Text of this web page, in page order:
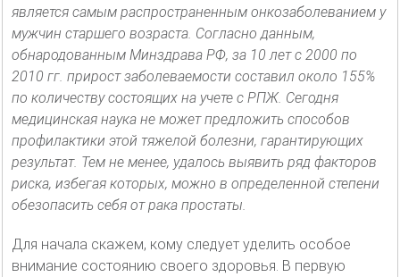
является самым распространенным онкозаболеванием у
мужчин старшего возраста. Согласно данным,
обнародованным Минздрава РФ, за 10 лет с 2000 по
2010 гг. прирост заболеваемости составил около 155%
по количеству состоящих на учете с РПЖ. Сегодня
медицинская наука не может предложить способов
профилактики этой тяжелой болезни, гарантирующих
результат. Тем не менее, удалось выявить ряд факторов
риска, избегая которых, можно в определенной степени
обезопасить себя от рака простаты.
Для начала скажем, кому следует уделить особое
внимание состоянию своего здоровья. В первую